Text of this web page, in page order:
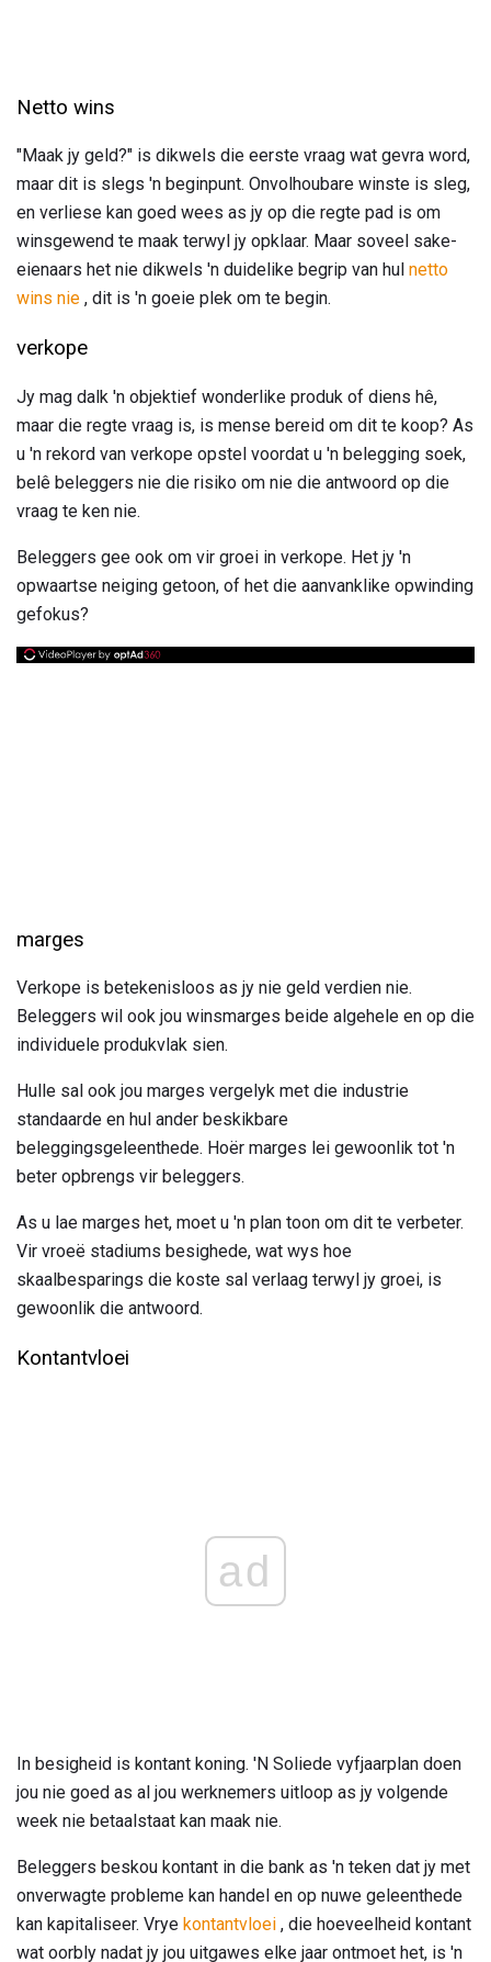
Netto wins
"Maak jy geld?" is dikwels die eerste vraag wat gevra word,
maar dit is slegs 'n beginpunt. Onvolhoubare winste is sleg,
en verliese kan goed wees as jy op die regte pad is om
winsgewend te maak terwyl jy opklaar. Maar soveel sake-
eienaars het nie dikwels 'n duidelike begrip van hul netto
wins nie , dit is 'n goeie plek om te begin.
verkope
Jy mag dalk 'n objektief wonderlike produk of diens hê,
maar die regte vraag is, is mense bereid om dit te koop? As
u 'n rekord van verkope opstel voordat u 'n belegging soek,
belê beleggers nie die risiko om nie die antwoord op die
vraag te ken nie.
Beleggers gee ook om vir groei in verkope. Het jy 'n
opwaartse neiging getoon, of het die aanvanklike opwinding
gefokus?
marges
Verkope is betekenisloos as jy nie geld verdien nie.
Beleggers wil ook jou winsmarges beide algehele en op die
individuele produkvlak sien.
Hulle sal ook jou marges vergelyk met die industrie
standaarde en hul ander beskikbare
beleggingsgeleenthede. Hoër marges lei gewoonlik tot 'n
beter opbrengs vir beleggers.
As u lae marges het, moet u 'n plan toon om dit te verbeter.
Vir vroeë stadiums besighede, wat wys hoe
skaalbesparings die koste sal verlaag terwyl jy groei, is
gewoonlik die antwoord.
Kontantvloei
ad
In besigheid is kontant koning. 'N Soliede vyfjaarplan doen
jou nie goed as al jou werknemers uitloop as jy volgende
week nie betaalstaat kan maak nie.
Beleggers beskou kontant in die bank as 'n teken dat jy met
onverwagte probleme kan handel en op nuwe geleenthede
kan kapitaliseer. Vrye kontantvloei , die hoeveelheid kontant
wat oorbly nadat jy jou uitgawes elke jaar ontmoet het, is 'n